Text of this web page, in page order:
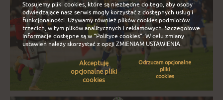
Stosujemy pliki cookies, które są niezbędne do tego, aby osoby
odwiedzające nasz serwis mogły korzystać z dostępnych usług i
funkcjonalności. Używamy również plików cookies podmiotów
trzecich, w tym plików analitycznych i reklamowych. Szczegołowe
informacje dostępne są w"Polityce cookies". W celu zmiany
ustawień należy skorzystać z opcjiZMIENIAM USTAWIENIA.
Akceptuję
opcjonalne pliki
cookies
Odrzucam opcjonalne
pliki
cookies